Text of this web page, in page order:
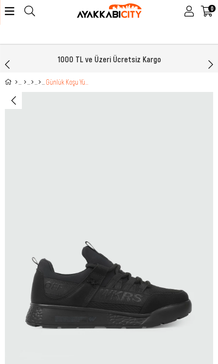
0
1000 TL ve Üzeri Ücretsiz Kargo